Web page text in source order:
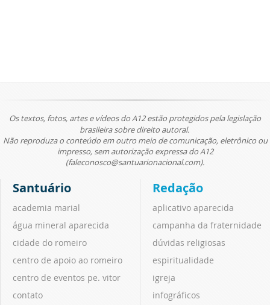
Os textos, fotos, artes e vídeos do A12 estão protegidos pela legislação
brasileira sobre direito autoral.
Não reproduza o conteúdo em outro meio de comunicação, eletrônico ou
impresso, sem autorização expressa do A12
(faleconosco@santuarionacional.com).
Santuário
academia marial
água mineral aparecida
cidade do romeiro
centro de apoio ao romeiro
centro de eventos pe. vitor
contato
Redação
aplicativo aparecida
campanha da fraternidade
dúvidas religiosas
espiritualidade
igreja
infográficos